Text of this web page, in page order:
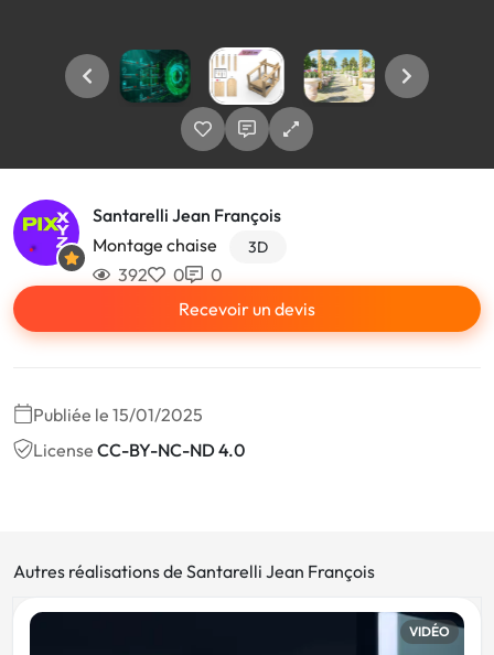
Santarelli Jean François
Montage chaise
3D
392 0
0
Recevoir un devis
Publiée le 15/01/2025
License CC-BY-NC-ND 4.0
Autres réalisations de Santarelli Jean François
VIDÉO